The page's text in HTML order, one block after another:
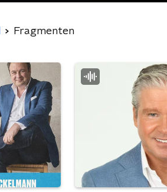
Fragmenten